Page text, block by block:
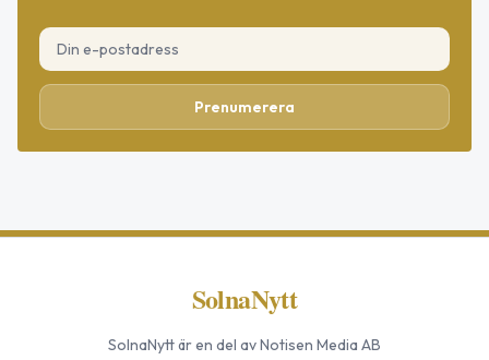
Prenumerera
SolnaNytt
SolnaNyttär en del av Notisen Media AB